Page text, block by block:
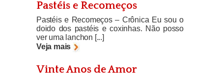
Pastéis e Recomeços
Pastéis e Recomeços – Crônica Eu sou o
doido dos pastéis e coxinhas. Não posso
ver uma lanchon [...]
Veja mais
Vinte Anos de Amor